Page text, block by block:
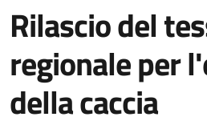
Rilascio del
regionale per
della caccia